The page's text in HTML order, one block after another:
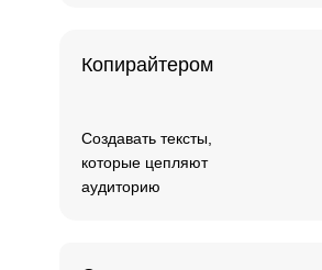
Копирайтером
Создавать тексты,
которые цепляют
аудиторию